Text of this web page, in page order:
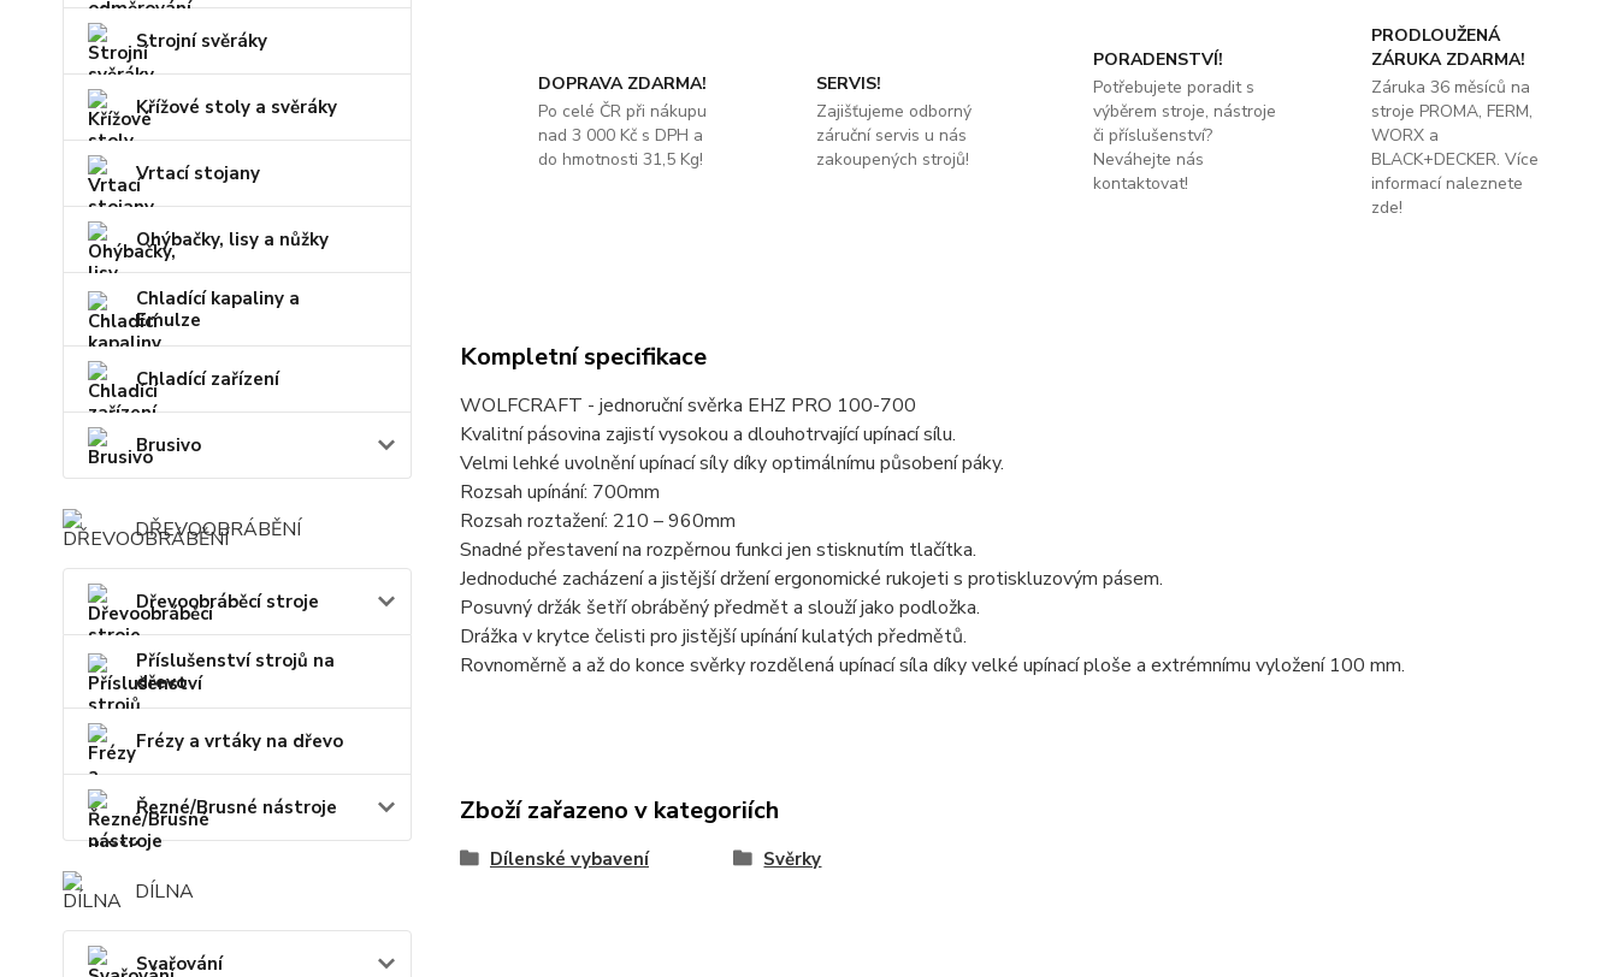
Strojní svěráky
Křížové stoly a svěráky
Vrtací stojany
Ohýbačky, lisy a nůžky
Chladící kapaliny a
Emulze
Chladící zařízení
Brusivo
DŘEVOOBRÁBĚNÍ
Dřevoobráběcí stroje
Příslušenství strojů na
dřevo
Frézy a vrtáky na dřevo
Řezné/Brusné nástroje
DÍLNA
Svařování
DOPRAVA ZDARMA!
Po celé ČR při nákupu
nad 3 000 Kč s DPH a
do hmotnosti 31,5 Kg!
SERVIS!
Zajišťujeme odborný
záruční servis u nás
zakoupených strojů!
PORADENSTVÍ!
Potřebujete poradit s
výběrem stroje, nástroje
či příslušenství?
Neváhejte nás
kontaktovat!
PRODLOUŽENÁ
ZÁRUKA ZDARMA!
Záruka 36 měsíců na
stroje PROMA, FERM,
WORX a
BLACK+DECKER. Více
informací naleznete
zde!
Kompletní specifikace
WOLFCRAFT - jednoruční svěrka EHZ PRO 100-700
Kvalitní pásovina zajistí vysokou a dlouhotrvající upínací sílu.
Velmi lehké uvolnění upínací síly díky optimálnímu působení páky.
Rozsah upínání: 700mm
Rozsah roztažení: 210 – 960mm
Snadné přestavení na rozpěrnou funkci jen stisknutím tlačítka.
Jednoduché zacházení a jistější držení ergonomické rukojeti s protiskluzovým pásem.
Posuvný držák šetří obráběný předmět a slouží jako podložka.
Drážka v krytce čelisti pro jistější upínání kulatých předmětů.
Rovnoměrně a až do konce svěrky rozdělená upínací síla díky velké upínací ploše a extrémnímu vyložení 100 mm.
Zboží zařazeno v kategoriích
Dílenské vybavení Svěrky